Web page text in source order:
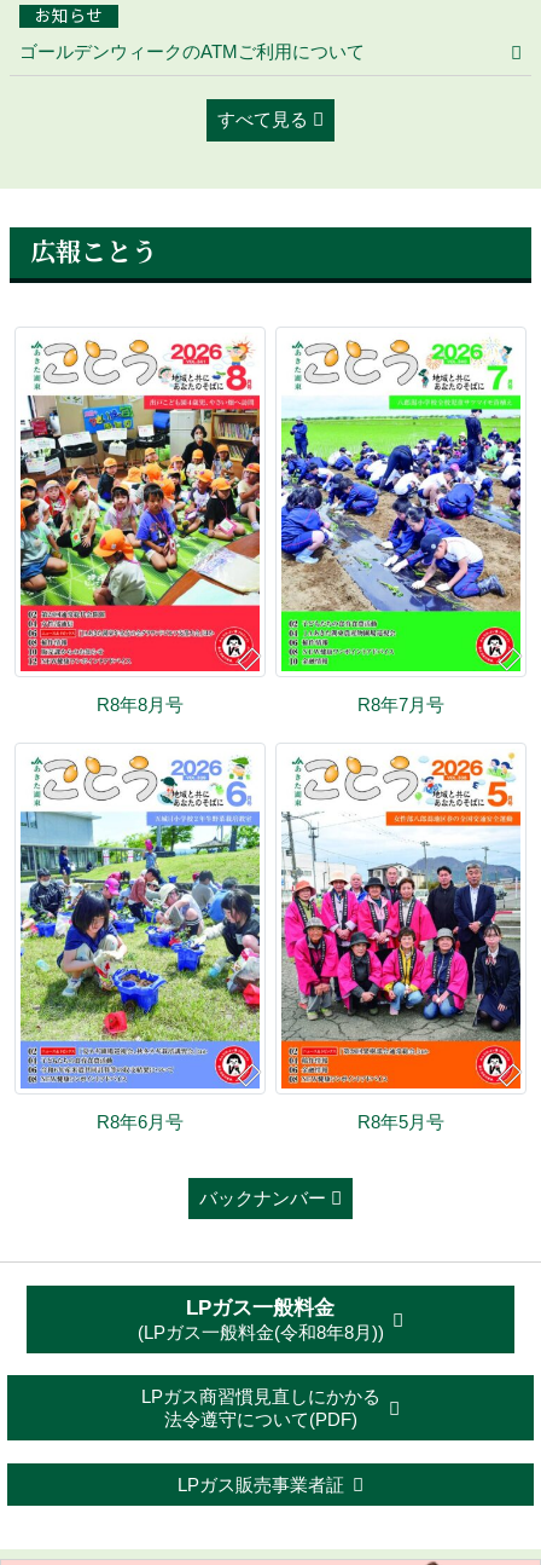
お知らせ
ゴールデンウィークのATMご利用について
すべて見る
広報ことう
R8年8月号 R8年7月号
R8年6月号 R8年5月号
バックナンバー
LPガス一般料金
(LPガス一般料金(令和8年8月))
LPガス商習慣見直しにかかる
法令遵守について(PDF)
LPガス販売事業者証